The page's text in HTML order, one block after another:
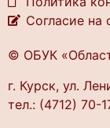
Согласие на
© ОБУК
г. Курск, ул.
тел.: (4712) 70-